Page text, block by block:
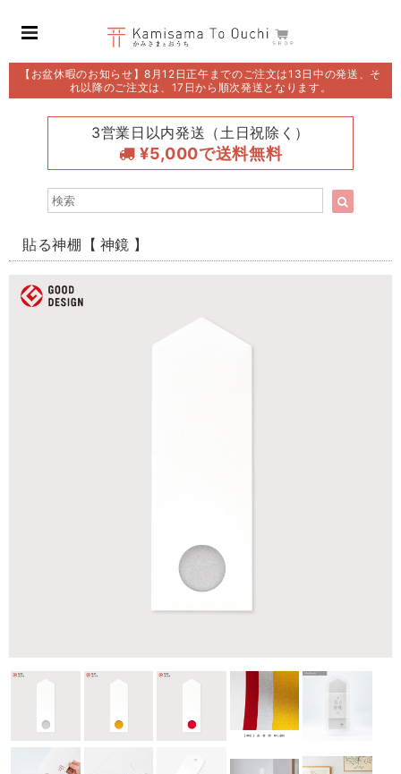
【お盆休暇のお知らせ】8月12日正午までのご注文は13日中の発送、そ
れ以降のご注文は、17日から順次発送となります。
3営業日以内発送（土日祝除く）
¥5,000で送料無料
貼る神棚【 神鏡 】